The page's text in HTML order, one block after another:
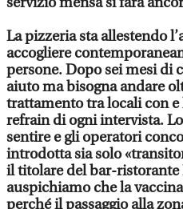
La pizzeria sta allestendo
accogliere
persone. Dopo sei mesi di
aiuto ma bisogna andare
trattamento tra locali con e
refrain di ogni intervista.
sentire e gli operatori
introdotta sia solo
il titolare del bar-ristorante
auspichiamo che la
perché il passaggio alla